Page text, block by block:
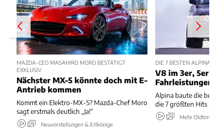
MAZDA-CEO MASAHIRO MORO BESTÄTIGT
EXKLUSIV
Nächster MX-5 könnte doch mit E-
Antrieb kommen
Kommt ein Elektro-MX-5? Mazda-Chef Moro
sagt erstmals deutlich „Ja!“
Neuvorstellungen & Erlkönige
DIE 7 BESTEN ALPINA
V8 im 3er, 5er
Fahrleistungen
Alpina baute die
die 7 größten Hits
Mehr Oldtimer